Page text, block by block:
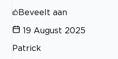
Beveelt aan
19 August 2025
Patrick